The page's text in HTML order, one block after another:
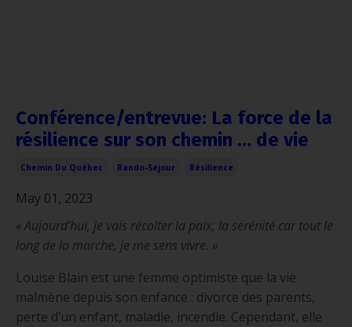
Conférence/entrevue: La force de la
résilience sur son chemin … de vie
Chemin Du Québec Rando-Séjour Résilience
May 01, 2023
« Aujourd’hui, je vais récolter la paix, la sérénité car tout le
long de la marche, je me sens vivre. »
Louise Blain est une femme optimiste que la vie
malmène depuis son enfance : divorce des parents,
perte d’un enfant, maladie, incendie. Cependant, elle